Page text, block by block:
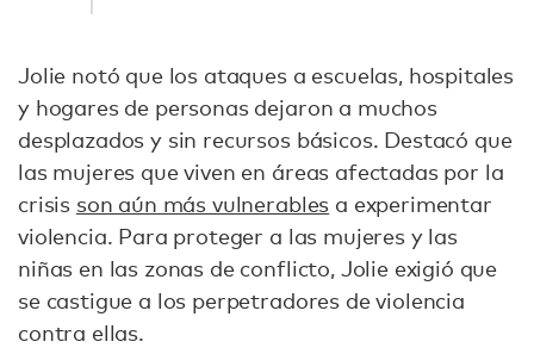
Jolie notó que los ataques a escuelas, hospitales
y hogares de personas dejaron a muchos
desplazados y sin recursos básicos. Destacó que
las mujeres que viven en áreas afectadas por la
crisis son aún más vulnerables a experimentar
violencia. Para proteger a las mujeres y las
niñas en las zonas de conflicto, Jolie exigió que
se castigue a los perpetradores de violencia
contra ellas.